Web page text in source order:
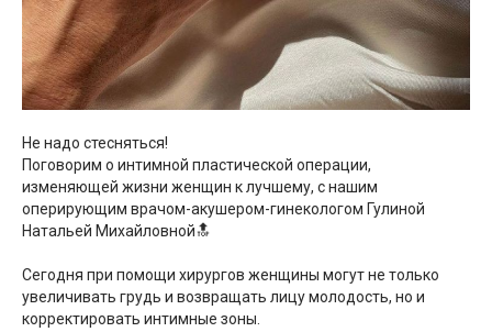
Не надо стесняться!
Поговорим о интимной пластической операции,
изменяющей жизни женщин к лучшему, с нашим
оперирующим врачом-акушером-гинекологом Гулиной
Натальей Михайловной🔝
Сегодня при помощи хирургов женщины могут не только
увеличивать грудь и возвращать лицу молодость, но и
корректировать интимные зоны.